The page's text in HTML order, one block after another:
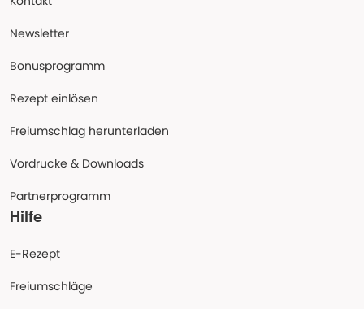
Newsletter
Bonusprogramm
Rezept einlösen
Freiumschlag herunterladen
Vordrucke & Downloads
Partnerprogramm
Hilfe
E-Rezept
Freiumschläge